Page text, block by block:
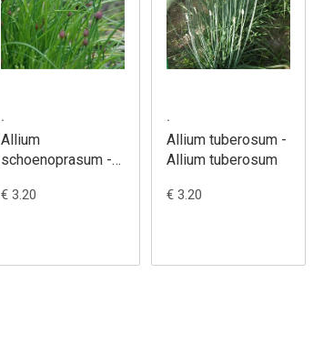
.
Allium
schoenoprasum -
schoenoprasum
€ 3.20
.
Allium tuberosum -
Allium tuberosum
€ 3.20